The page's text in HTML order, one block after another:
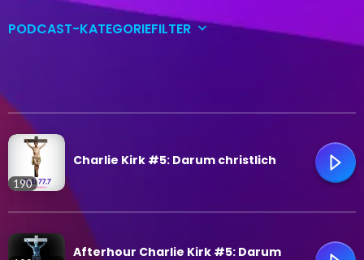
PODCAST-KATEGORIEFILTER keyboard_arrow_down
Club-Shorts
trending_flat
190
Charlie Kirk #5: Darum christlich
Afterhour Charlie Kirk #5: Darum